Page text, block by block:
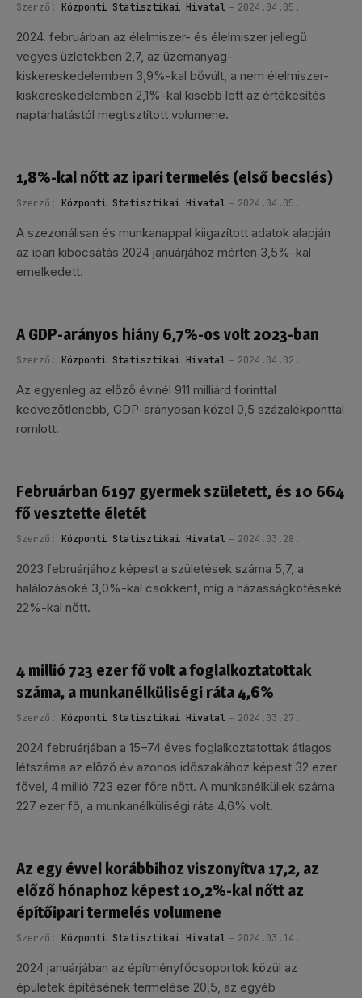
Szerző: Központi Statisztikai Hivatal 2024.04.05.
2024. februárban az élelmiszer- és élelmiszer jellegű
vegyes üzletekben 2,7, az üzemanyag-
kiskereskedelemben 3,9%-kal bővült, a nem élelmiszer-
kiskereskedelemben 2,1%-kal kisebb lett az értékesítés
naptárhatástól megtisztított volumene.
1,8%-kal nőtt az ipari termelés (első becslés)
Szerző: Központi Statisztikai Hivatal 2024.04.05.
A szezonálisan és munkanappal kiigazított adatok alapján
az ipari kibocsátás 2024 januárjához mérten 3,5%-kal
emelkedett.
A GDP-arányos hiány 6,7%-os volt 2023-ban
Szerző: Központi Statisztikai Hivatal 2024.04.02.
Az egyenleg az előző évinél 911 milliárd forinttal
kedvezőtlenebb, GDP-arányosan közel 0,5 százalékponttal
romlott.
Februárban 6197 gyermek született, és 10 664
fő vesztette életét
Szerző: Központi Statisztikai Hivatal 2024.03.28.
2023 februárjához képest a születések száma 5,7, a
halálozásoké 3,0%-kal csökkent, míg a házasságkötéseké
22%-kal nőtt.
4 millió 723 ezer fő volt a foglalkoztatottak
száma, a munkanélküliségi ráta 4,6%
Szerző: Központi Statisztikai Hivatal 2024.03.27.
2024 februárjában a 15–74 éves foglalkoztatottak átlagos
létszáma az előző év azonos időszakához képest 32 ezer
fővel, 4 millió 723 ezer főre nőtt. A munkanélküliek száma
227 ezer fő, a munkanélküliségi ráta 4,6% volt.
Az egy évvel korábbihoz viszonyítva 17,2, az
előző hónaphoz képest 10,2%-kal nőtt az
építőipari termelés volumene
Szerző: Központi Statisztikai Hivatal 2024.03.14.
2024 januárjában az építményfőcsoportok közül az
épületek építésének termelése 20,5, az egyéb